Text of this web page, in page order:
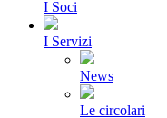
I Soci
I Servizi
News
Le circolari